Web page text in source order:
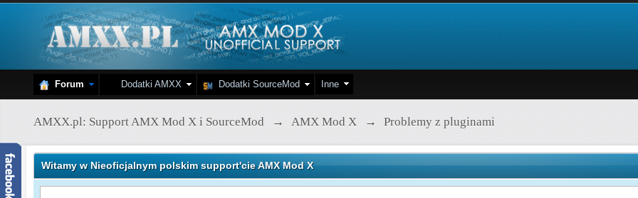
Forum Dodatki AMXX Dodatki SourceMod Inne
AMXX.pl: Support AMX Mod X i SourceMod → AMX Mod X → Problemy z pluginami
Witamy w Nieoficjalnym polskim support'cie AMX Mod X